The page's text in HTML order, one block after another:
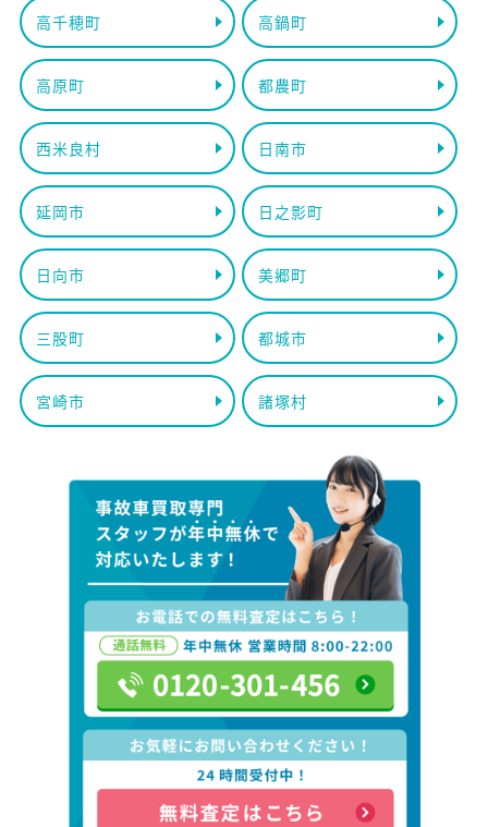
高千穂町 高鍋町
高原町 都農町
西米良村 日南市
延岡市 日之影町
日向市 美郷町
三股町 都城市
宮崎市 諸塚村